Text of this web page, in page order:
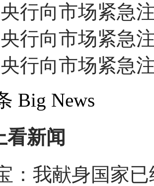
行向市场紧急
行向市场紧急
行向市场紧急
Big News
看新闻
：我献身国家